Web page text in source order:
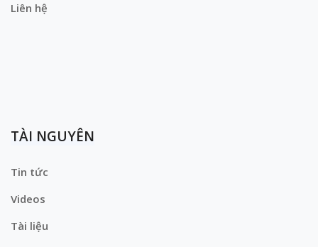
Liên hệ
TÀI NGUYÊN
Tin tức
Videos
Tài liệu